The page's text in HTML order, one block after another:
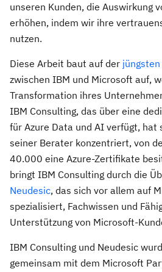
unseren Kunden, die Auswirkung
erhöhen, indem wir ihre
nutzen.
Diese Arbeit baut auf der jüngsten
zwischen IBM und Microsoft auf,
Transformation ihres
IBM Consulting, das über eine
für Azure Data und AI verfügt, hat
seiner Berater konzentriert, von
40.000 eine Azure-Zertifikate
bringt IBM Consulting durch die
Neudesic, das sich vor allem auf
spezialisiert, Fachwissen und
Unterstützung von Microsoft-
IBM Consulting und Neudesic
gemeinsam mit dem Microsoft